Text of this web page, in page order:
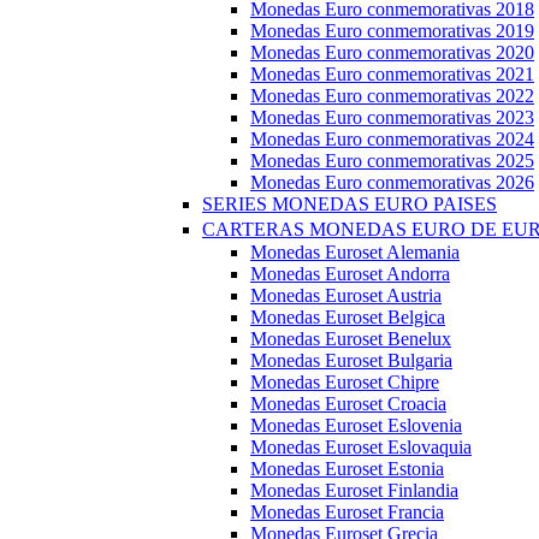
Monedas Euro conmemorativas 2018
Monedas Euro conmemorativas 2019
Monedas Euro conmemorativas 2020
Monedas Euro conmemorativas 2021
Monedas Euro conmemorativas 2022
Monedas Euro conmemorativas 2023
Monedas Euro conmemorativas 2024
Monedas Euro conmemorativas 2025
Monedas Euro conmemorativas 2026
SERIES MONEDAS EURO PAISES
CARTERAS MONEDAS EURO DE
Monedas Euroset Alemania
Monedas Euroset Andorra
Monedas Euroset Austria
Monedas Euroset Belgica
Monedas Euroset Benelux
Monedas Euroset Bulgaria
Monedas Euroset Chipre
Monedas Euroset Croacia
Monedas Euroset Eslovenia
Monedas Euroset Eslovaquia
Monedas Euroset Estonia
Monedas Euroset Finlandia
Monedas Euroset Francia
Monedas Euroset Grecia